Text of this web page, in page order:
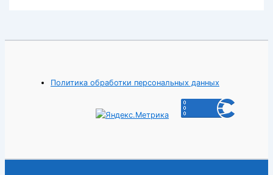
Политика обработки персональных данных